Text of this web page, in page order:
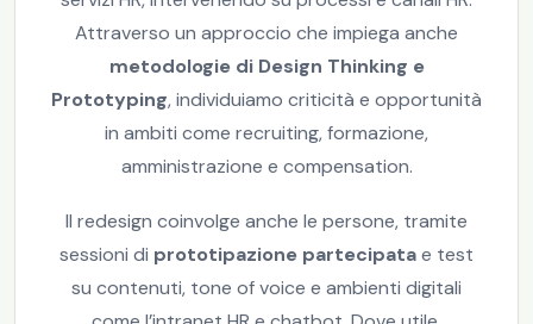
Attraverso un approccio che impiega anche
metodologie di Design Thinking e
Prototyping, individuiamo criticità e opportunità
in ambiti come recruiting, formazione,
amministrazione e compensation.
Il redesign coinvolge anche le persone, tramite
sessioni di prototipazione partecipatae test
su contenuti, tone of voice e ambienti digitali